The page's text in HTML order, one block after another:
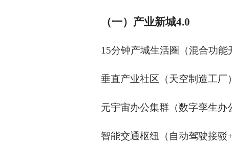
（一）产业新城4.0
15分钟产城生活圈（混合功能
垂直产业社区（天空制造工厂）
元宇宙办公集群（数字孪生办
智能交通枢纽（自动驾驶接驳